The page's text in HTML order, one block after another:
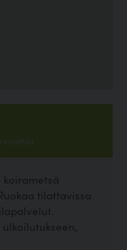
tilattavissa